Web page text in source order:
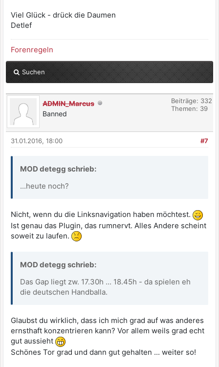
Viel Glück - drück die Daumen
Detlef
Forenregeln
Suchen
ADMIN_Marcus
Banned
Beiträge: 332
Themen: 39
#7
31.01.2016, 18:00
MOD detegg schrieb:
...heute noch?
Nicht, wenn du die Linksnavigation haben möchtest.
Ist genau das Plugin, das rumnervt. Alles Andere scheint
soweit zu laufen.
MOD detegg schrieb:
Das Gap liegt zw. 17.30h ... 18.45h - da spielen eh
die deutschen Handballa.
Glaubst du wirklich, dass ich mich grad auf was anderes
ernsthaft konzentrieren kann? Vor allem weils grad echt
gut aussieht
Schönes Tor grad und dann gut gehalten ... weiter so!